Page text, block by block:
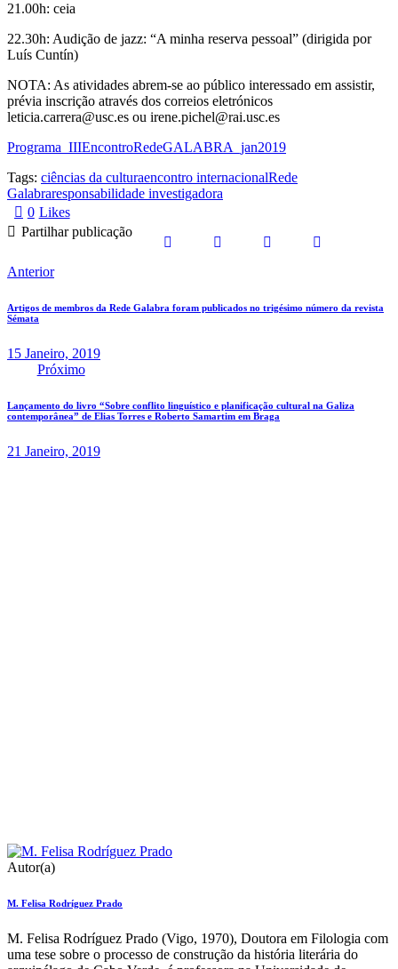
21.00h: ceia
22.30h: Audição de jazz: “A minha reserva pessoal” (dirigida por
Luís Cuntín)
NOTA: As atividades abrem-se ao público interessado em assistir,
prévia inscrição através dos correios eletrónicos
leticia.carrera@usc.es ou irene.pichel@rai.usc.es
Programa_IIIEncontroRedeGALABRA_jan2019
Tags: ciências da culturaencontro internacionalRede
Galabraresponsabilidade investigadora
0 Likes
Partilhar publicação
Anterior
Artigos de membros da Rede Galabra foram publicados no trigésimo número da revista
Sémata
15 Janeiro, 2019
Próximo
Lançamento do livro “Sobre conflito linguístico e planificação cultural na Galiza
contemporânea” de Elias Torres e Roberto Samartim em Braga
21 Janeiro, 2019
Autor(a)
M. Felisa Rodríguez Prado
M. Felisa Rodríguez Prado (Vigo, 1970), Doutora em Filologia com
uma tese sobre o processo de construção da história literária do